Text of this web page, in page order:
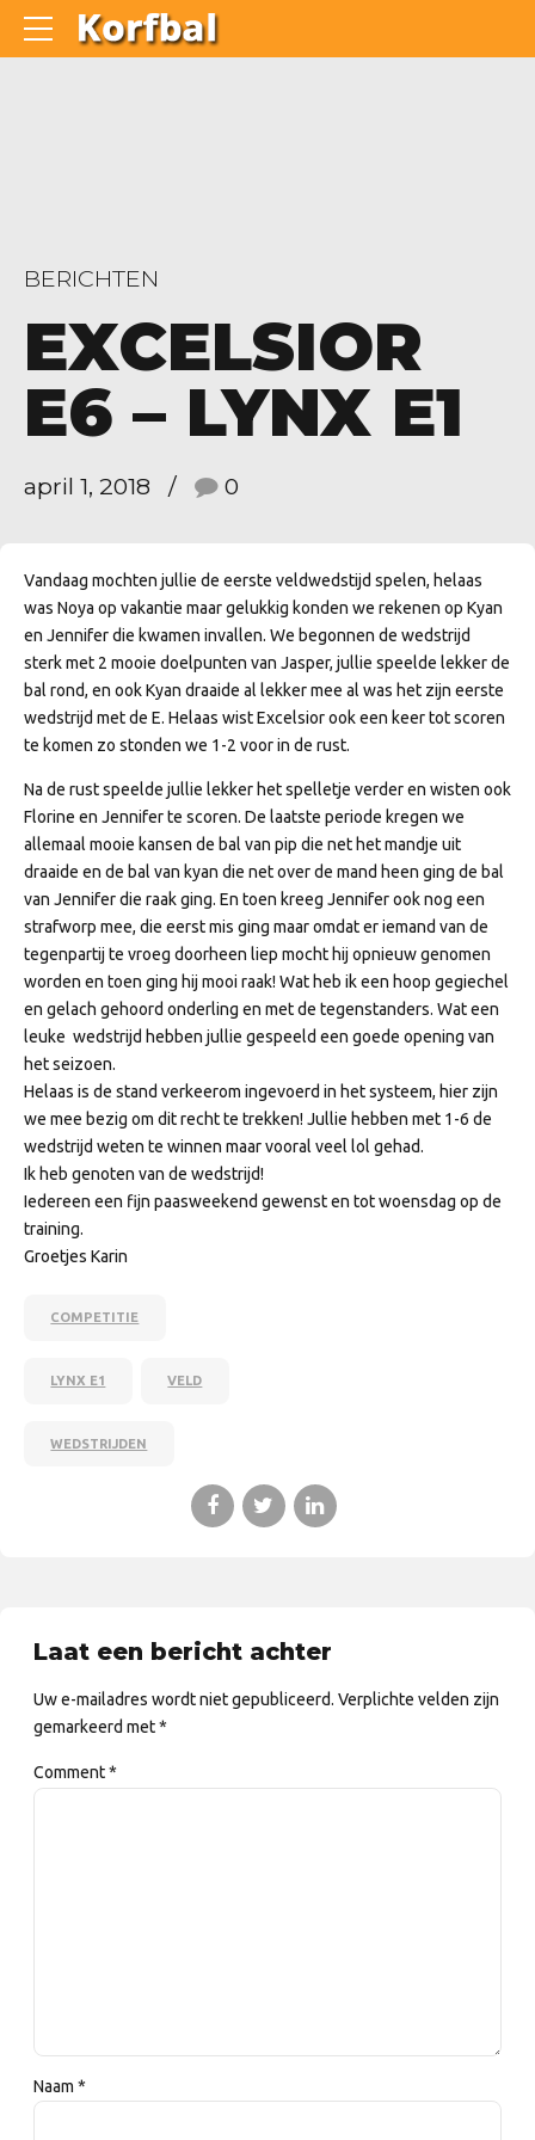
BERICHTEN
EXCELSIOR
E6 – LYNX E1
april 1, 2018 0
Vandaag mochten jullie de eerste veldwedstijd spelen, helaas
was Noya op vakantie maar gelukkig konden we rekenen op Kyan
en Jennifer die kwamen invallen. We begonnen de wedstrijd
sterk met 2 mooie doelpunten van Jasper, jullie speelde lekker de
bal rond, en ook Kyan draaide al lekker mee al was het zijn eerste
wedstrijd met de E. Helaas wist Excelsior ook een keer tot scoren
te komen zo stonden we 1-2 voor in de rust.
Na de rust speelde jullie lekker het spelletje verder en wisten ook
Florine en Jennifer te scoren. De laatste periode kregen we
allemaal mooie kansen de bal van pip die net het mandje uit
draaide en de bal van kyan die net over de mand heen ging de bal
van Jennifer die raak ging. En toen kreeg Jennifer ook nog een
strafworp mee, die eerst mis ging maar omdat er iemand van de
tegenpartij te vroeg doorheen liep mocht hij opnieuw genomen
worden en toen ging hij mooi raak! Wat heb ik een hoop gegiechel
en gelach gehoord onderling en met de tegenstanders. Wat een
leuke wedstrijd hebben jullie gespeeld een goede opening van
het seizoen.
Helaas is de stand verkeerom ingevoerd in het systeem, hier zijn
we mee bezig om dit recht te trekken! Jullie hebben met 1-6 de
wedstrijd weten te winnen maar vooral veel lol gehad.
Ik heb genoten van de wedstrijd!
Iedereen een fijn paasweekend gewenst en tot woensdag op de
training.
Groetjes Karin
COMPETITIE
LYNX E1 VELD
WEDSTRIJDEN
Laat een bericht achter
Uw e-mailadres wordt niet gepubliceerd. Verplichte velden zijn
gemarkeerd met *
Comment*
Naam *